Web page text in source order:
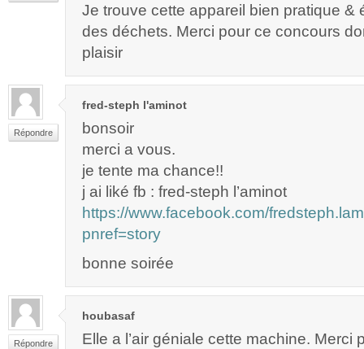
Je trouve cette appareil bien pratique &
des déchets. Merci pour ce concours
plaisir
Répondre
fred-steph l'aminot
bonsoir
merci a vous.
je tente ma chance!!
j ai liké fb : fred-steph l’aminot
https://www.facebook.com/
pnref=story
bonne soirée
Répondre
houbasaf
Elle a l’air géniale cette machine. Merci